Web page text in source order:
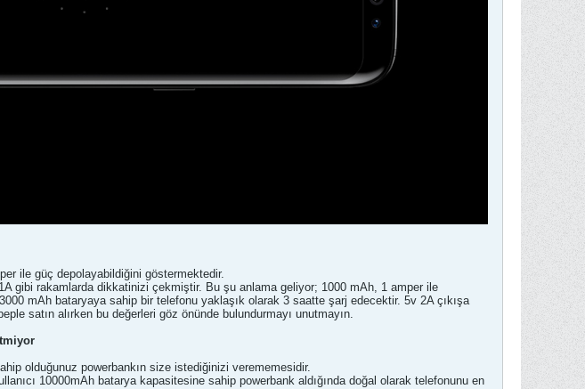
ile güç depolayabildiğini göstermektedir.
gibi rakamlarda dikkatinizi çekmiştir. Bu şu anlama geliyor; 1000 mAh, 1 amper ile
mAh bataryaya sahip bir telefonu yaklaşık olarak 3 saatte şarj edecektir. 5v 2A çıkışa
satın alırken bu değerleri göz önünde bulundurmayı unutmayın.
olduğunuz powerbankın size istediğinizi verememesidir.
10000mAh batarya kapasitesine sahip powerbank aldığında doğal olarak telefonunu en